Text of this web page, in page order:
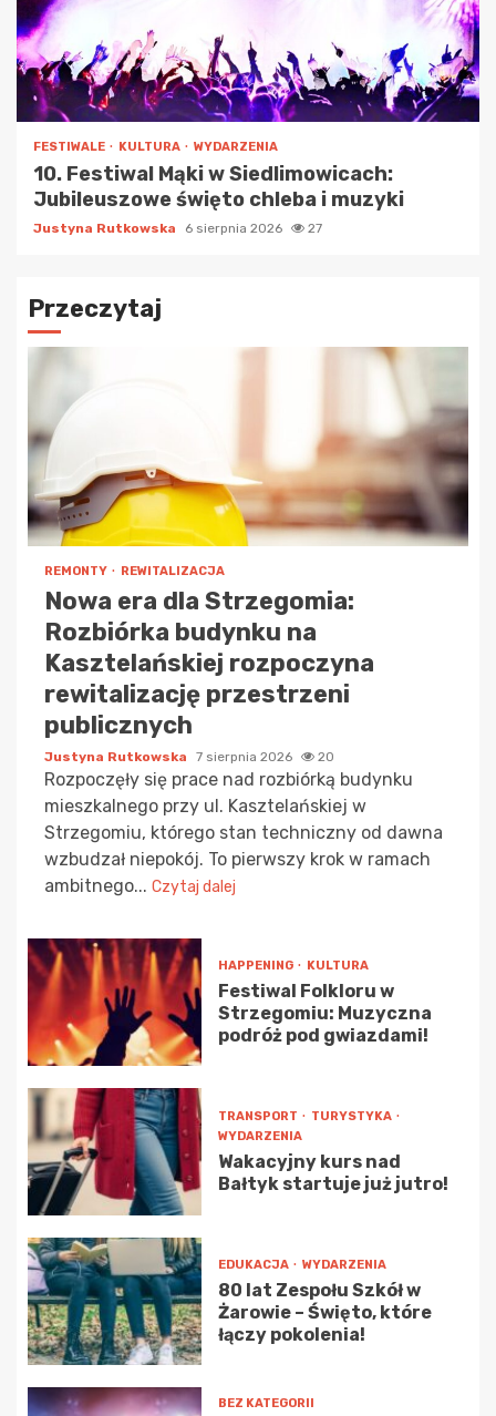
FESTIWALE KULTURA WYDARZENIA
10. Festiwal Mąki w Siedlimowicach:
Jubileuszowe święto chleba i muzyki
Justyna Rutkowska 6 sierpnia 2026 27
Przeczytaj
REMONTY REWITALIZACJA
Nowa era dla Strzegomia:
Rozbiórka budynku na
Kasztelańskiej rozpoczyna
rewitalizację przestrzeni
publicznych
Justyna Rutkowska 7 sierpnia 2026 20
Rozpoczęły się prace nad rozbiórką budynku
mieszkalnego przy ul. Kasztelańskiej w
Strzegomiu, którego stan techniczny od dawna
wzbudzał niepokój. To pierwszy krok w ramach
ambitnego... Czytaj dalej
HAPPENING KULTURA
Festiwal Folkloru w
Strzegomiu: Muzyczna
podróż pod gwiazdami!
TRANSPORT
TURYSTYKA
WYDARZENIA
Wakacyjny kurs nad
Bałtyk startuje już jutro!
EDUKACJA WYDARZENIA
80 lat Zespołu Szkół w
Żarowie – Święto, które
łączy pokolenia!
BEZ KATEGORII